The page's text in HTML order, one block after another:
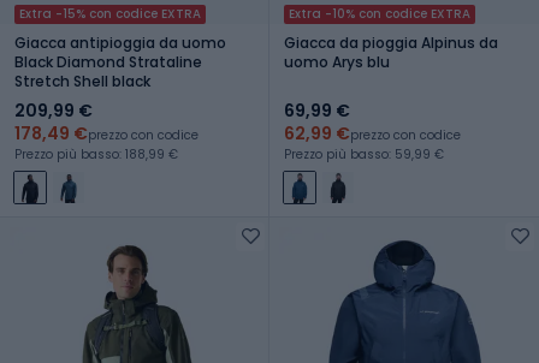
Extra -15% con codice EXTRA
Giacca antipioggia da uomo
Black Diamond Strataline
Stretch Shell black
209,99 €
178,49 €prezzo con codice
Prezzo più basso: 188,99 €
Extra -10% con codice EXTRA
Giacca da pioggia Alpinus da
uomo Arys blu
69,99 €
62,99 €prezzo con codice
Prezzo più basso: 59,99 €